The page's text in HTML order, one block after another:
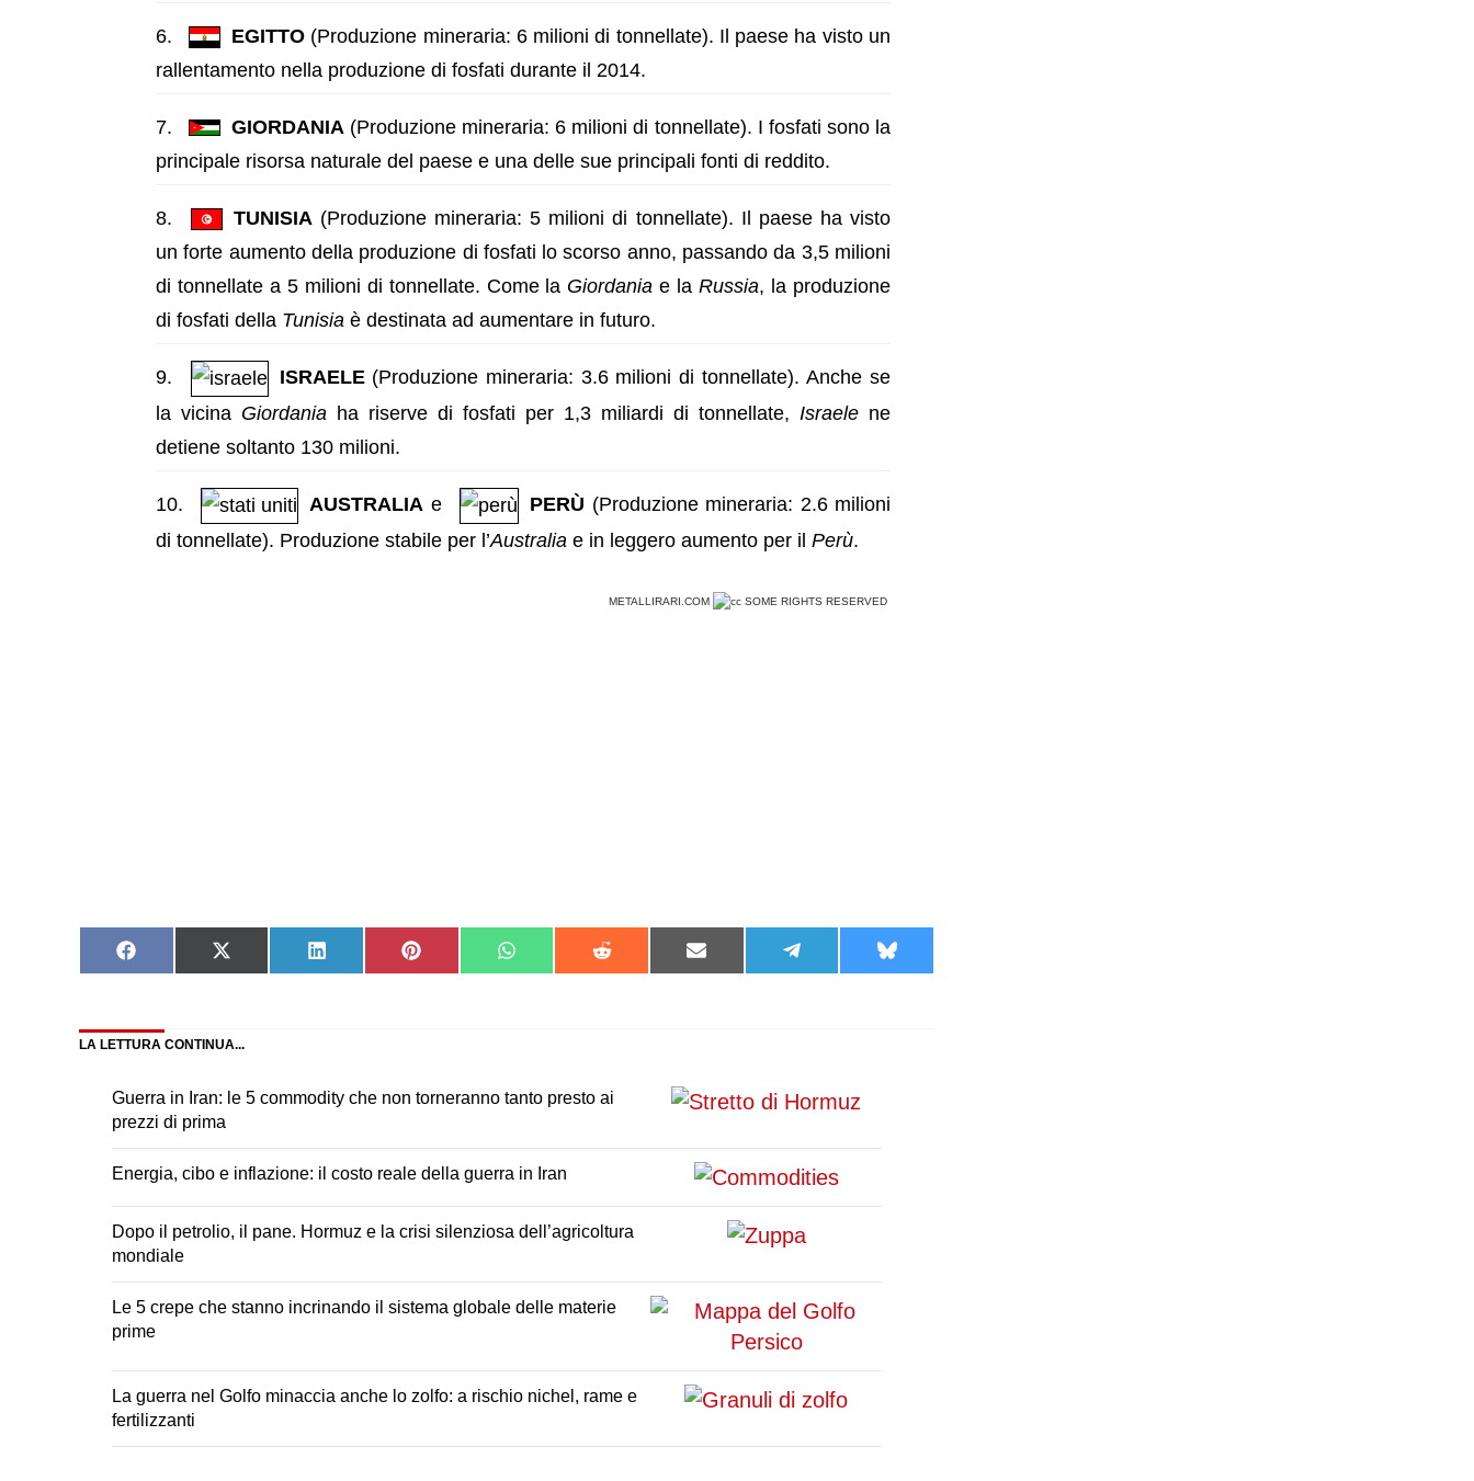
EGITTO (Produzione mineraria: 6 milioni di tonnellate). Il paese ha visto un
rallentamento nella produzione di fosfati durante il 2014.
GIORDANIA (Produzione mineraria: 6 milioni di tonnellate). I fosfati sono la
principale risorsa naturale del paese e una delle sue principali fonti di reddito.
TUNISIA (Produzione mineraria: 5 milioni di tonnellate). Il paese ha visto
un forte aumento della produzione di fosfati lo scorso anno, passando da 3,5 milioni
di tonnellate a 5 milioni di tonnellate. Come la Giordania e laRussia, la produzione
di fosfati della Tunisia è destinata ad aumentare in futuro.
ISRAELE(Produzione mineraria: 3.6 milioni di tonnellate). Anche se
la vicina Giordania ha riserve di fosfati per 1,3 miliardi di tonnellate, Israele ne
detiene soltanto 130 milioni.
AUSTRALIA e PERÙ (Produzione mineraria: 2.6 milioni
di tonnellate). Produzione stabile per l’Australia e in leggero aumento per il Perù.
METALLIRARI.COM SOME RIGHTS RESERVED
Share
on
Share
on
Share
on
Share
on
Share
on
Share
on
Share
on
Share
on
Share
on
LA LETTURA CONTINUA...
Guerra in Iran: le 5 commodity che non torneranno tanto presto ai
prezzi di prima
Energia, cibo e inflazione: il costo reale della guerra in Iran
Dopo il petrolio, il pane. Hormuz e la crisi silenziosa dell’agricoltura
mondiale
Le 5 crepe che stanno incrinando il sistema globale delle materie
prime
La guerra nel Golfo minaccia anche lo zolfo: a rischio nichel, rame e
fertilizzanti